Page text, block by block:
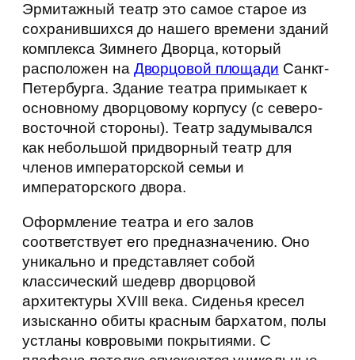
Эрмитажный театр это самое старое из
сохранившихся до нашего времени зданий
комплекса Зимнего Дворца, который
расположен на Дворцовой площади Санкт-
Петербурга. Здание театра примыкает к
основному дворцовому корпусу (с северо-
восточной стороны). Театр задумывался
как небольшой придворный театр для
членов императорской семьи и
императорского двора.
Оформление театра и его залов
соответствует его предназначению. Оно
уникально и представляет собой
классический шедевр дворцовой
архитектуры XVIII века. Сиденья кресел
изысканно обиты красным бархатом, полы
устланы ковровыми покрытиями. С